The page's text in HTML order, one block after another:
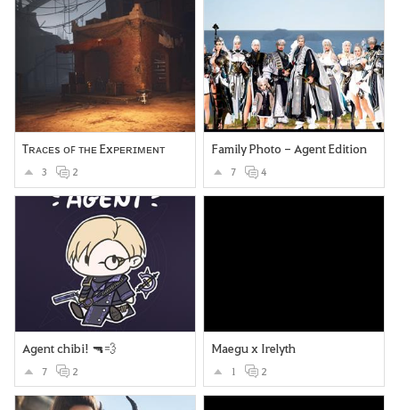
Tʀᴀᴄᴇs ᴏꜰ ᴛʜᴇ Exᴘᴇʀɪᴍᴇɴᴛ
3 2
Family Photo - Agent Edition
7 4
Agent chibi! 🔫💨
7 2
Maegu x Irelyth
1 2